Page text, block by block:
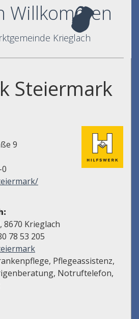
Willkommen
Krieglach
Steiermark
9
8670 Krieglach
78 53 205
Pflegeassistenz,
Notruftelefon,